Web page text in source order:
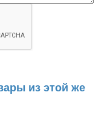
из этой же